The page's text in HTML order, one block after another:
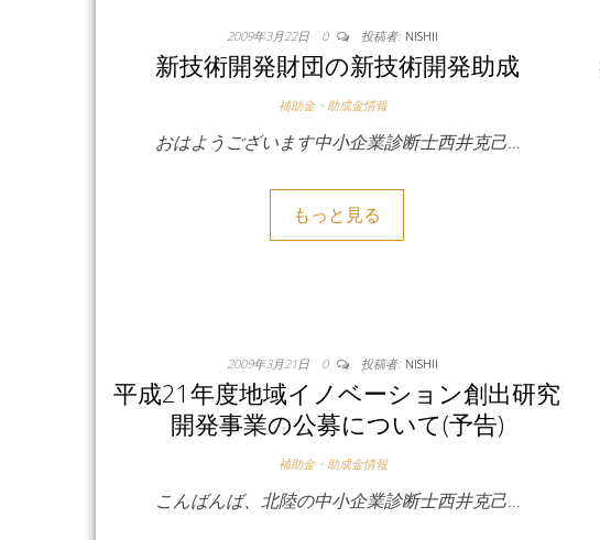
2009年3月22日 0 投稿者: NISHII
新技術開発財団の新技術開発助成
補助金・助成金情報
おはようございます中小企業診断士西井克己…
もっと見る
2009年3月21日 0 投稿者: NISHII
平成21年度地域イノベーション創出研究
開発事業の公募について(予告)
補助金・助成金情報
こんばんば、北陸の中小企業診断士西井克己…